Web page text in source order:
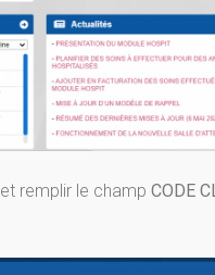
et remplir le champ CODE